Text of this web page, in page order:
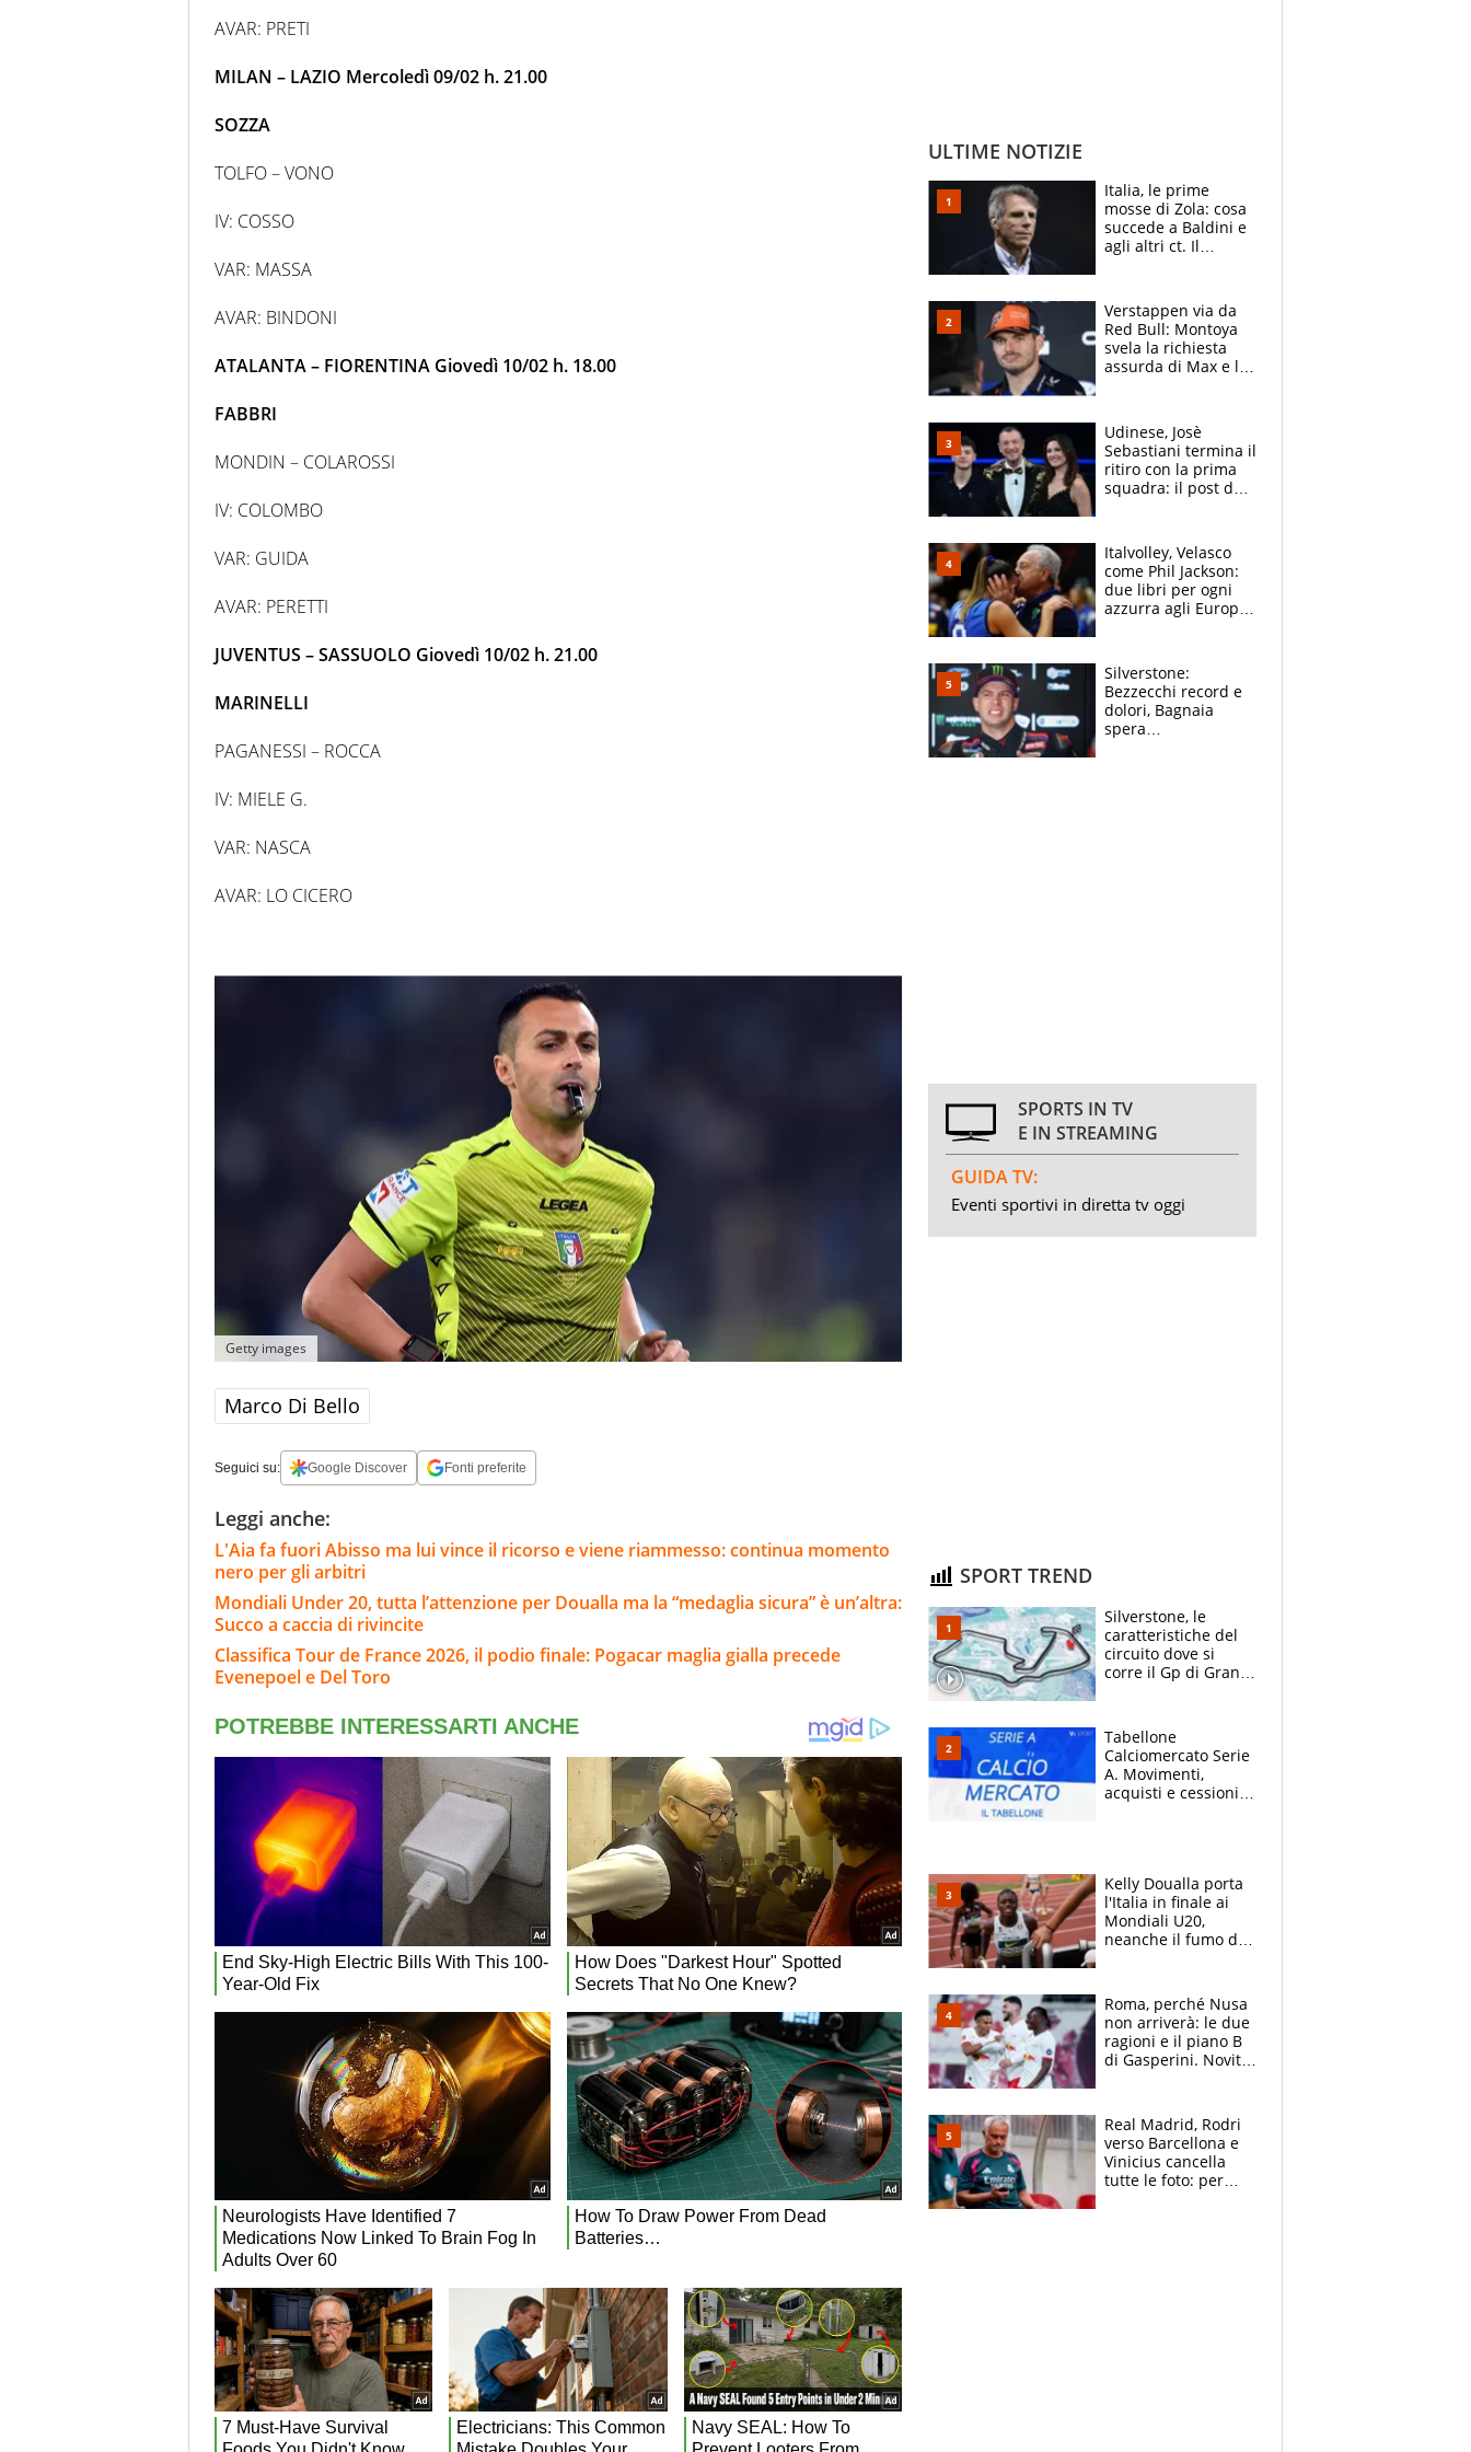
AVAR: PRETI
MILAN – LAZIO Mercoledì 09/02 h. 21.00
SOZZA
TOLFO – VONO
IV: COSSO
VAR: MASSA
AVAR: BINDONI
ATALANTA – FIORENTINA Giovedì 10/02 h. 18.00
FABBRI
MONDIN – COLAROSSI
IV: COLOMBO
VAR: GUIDA
AVAR: PERETTI
JUVENTUS – SASSUOLO Giovedì 10/02 h. 21.00
MARINELLI
PAGANESSI – ROCCA
IV: MIELE G.
VAR: NASCA
AVAR: LO CICERO
Getty images
Marco Di Bello
Seguici su: Google Discover Fonti preferite
Leggi anche:
L'Aia fa fuori Abisso ma lui vince il ricorso e viene riammesso: continua momento
nero per gli arbitri
Mondiali Under 20, tutta l’attenzione per Doualla ma la “medaglia sicura” è un’altra:
Succo a caccia di rivincite
Classifica Tour de France 2026, il podio finale: Pogacar maglia gialla precede
Evenepoel e Del Toro
ULTIME NOTIZIE
Italia, le prime
mosse di Zola: cosa
succede a Baldini e
agli altri ct. Il
azzurri
Verstappen via da
Red Bull: Montoya
svela la richiesta
assurda di Max e lo
McLaren siano
meglio?”
Udinese, Josè
Sebastiani termina il
ritiro con la prima
squadra: il post del
sfondo
Italvolley, Velasco
come Phil Jackson:
due libri per ogni
azzurra agli Europei.
Silverstone:
Bezzecchi record e
dolori, Bagnaia
spera
SPORTS IN TV
E IN STREAMING
GUIDA TV:
Eventi sportivi in diretta tv oggi
SPORT TREND
Silverstone, le
caratteristiche del
circuito dove si
corre il Gp di Gran
Tabellone
Calciomercato Serie
A. Movimenti,
acquisti e cessioni:
Kelly Doualla porta
l'Italia in finale ai
Mondiali U20,
neanche il fumo di
Roma, perché Nusa
non arriverà: le due
ragioni e il piano B
di Gasperini. Novità
Real Madrid, Rodri
verso Barcellona e
Vinicius cancella
tutte le foto: per